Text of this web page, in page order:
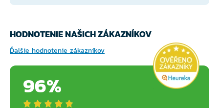
HODNOTENIE NAŠICH ZÁKAZNÍKOV
Ďalšie hodnotenie zákazníkov
96%